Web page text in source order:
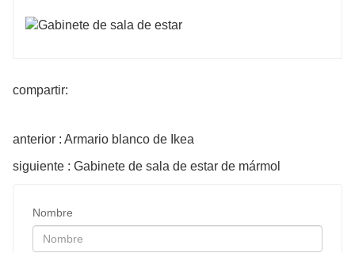
compartir:
anterior : Armario blanco de Ikea
siguiente : Gabinete de sala de estar de mármol
Nombre